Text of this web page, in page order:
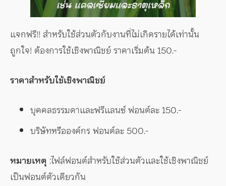
แจกฟรี!! สำหรับใช้ส่วนตัวกับงานที่ไม่เกิดรายได้เท่านั้น
ถูกใจ! ต้องการใช้เชิงพาณิชย์ ราคาเริ่มต้น 150.-
ราคาสำหรับใช้เชิงพาณิชย์
บุคคลธรรมดาและฟรีแลนซ์ ฟอนต์ละ 150.-
บริษัทหรือองค์กร ฟอนต์ละ 500.-
หมายเหตุ :ไฟล์ฟอนต์สำหรับใช้ส่วนตัวและใช้เชิงพาณิชย์
เป็นฟอนต์ตัวเดียวกัน